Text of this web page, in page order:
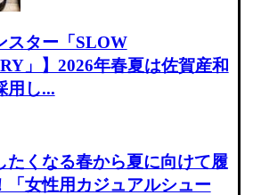
スター「SLOW
」】2026年春夏は佐賀産和
用し...
たくなる春から夏に向けて履
「女性用カジュアルシュー